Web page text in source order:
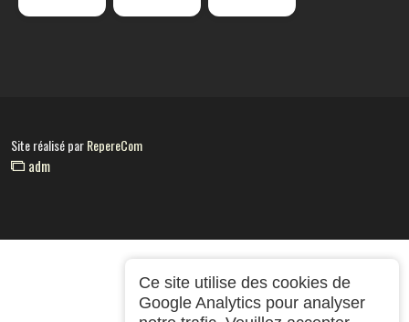
Site réalisé parRepereCom
adm
Ce site utilise des cookies de
Google Analytics pour analyser